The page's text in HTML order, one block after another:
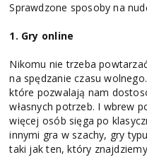
Sprawdzone sposoby na
1. Gry online
Nikomu nie trzeba
na spędzanie czasu
które pozwalają nam
własnych potrzeb. I wbrew
więcej osób sięga po
innymi gra w szachy, gry
taki jak ten, który